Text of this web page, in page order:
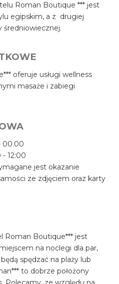
Roman Boutique *** jest
egipskim, a z drugiej
średniowiecznej.
oferuje usługi wellness
masaże i zabiegi
00.00
12:00
jest okazanie
ze zdjęciem oraz karty
Roman Boutique*** jest
na noclegi dla par,
spędzać na plaży lub
to dobrze położony